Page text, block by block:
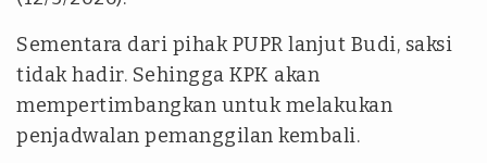
Sementara dari pihak PUPR lanjut Budi, saksi
tidak hadir. Sehingga KPK akan
mempertimbangkan untuk melakukan
penjadwalan pemanggilan kembali.